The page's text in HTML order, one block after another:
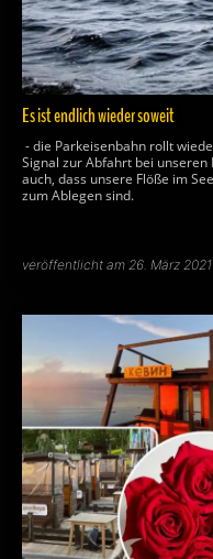
Es ist endlich wieder soweit
- die Parkeisenbahn rollt
Signal zur Abfahrt bei
auch, dass unsere Flöße im
zum Ablegen sind.
veröffentlicht am 26. März 2021